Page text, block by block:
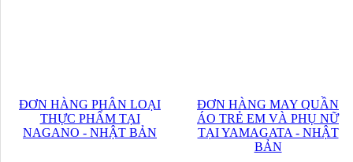
ĐƠN HÀNG PHÂN LOẠI
THỰC PHẨM TẠI
NAGANO - NHẬT BẢN
ĐƠN HÀNG MAY QUẦN
ÁO TRẺ EM VÀ PHỤ NỮ
TẠI YAMAGATA - NHẬT
BẢN